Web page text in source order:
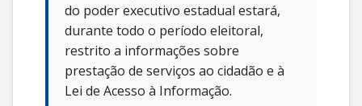
do poder executivo estadual estará,
durante todo o período eleitoral,
restrito a informações sobre
prestação de serviços ao cidadão e à
Lei de Acesso à Informação.